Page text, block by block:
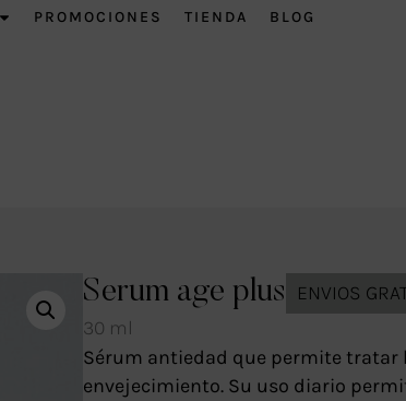
PROMOCIONES TIENDA BLOG
Serum age plus
ENVIOS
30 ml
Sérum antiedad que permite tratar
envejecimiento. Su uso diario